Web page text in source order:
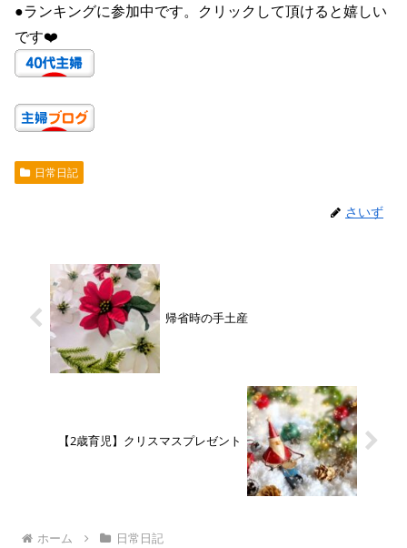
●ランキングに参加中です。クリックして頂けると嬉しい
です❤️
日常日記
さいず
帰省時の手土産
【2歳育児】クリスマスプレゼント
ホーム 日常日記